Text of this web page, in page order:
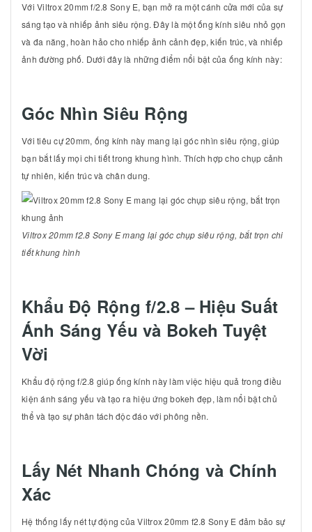
Với Viltrox 20mm f/2.8 Sony E, bạn mở ra một cánh cửa mới của sự
sáng tạo và nhiếp ảnh siêu rộng. Đây là một ống kính siêu nhỏ gọn
và đa năng, hoàn hảo cho nhiếp ảnh cảnh đẹp, kiến trúc, và nhiếp
ảnh đường phố. Dưới đây là những điểm nổi bật của ống kính này:
Góc Nhìn Siêu Rộng
Với tiêu cự 20mm, ống kính này mang lại góc nhìn siêu rộng, giúp
bạn bắt lấy mọi chi tiết trong khung hình. Thích hợp cho chụp cảnh
tự nhiên, kiến trúc và chân dung.
Viltrox 20mm f2.8 Sony E mang lại góc chụp siêu rộng, bắt trọn chi
tiết khung hình
Khẩu Độ Rộng f/2.8 – Hiệu Suất
Ánh Sáng Yếu và Bokeh Tuyệt
Vời
Khẩu độ rộng f/2.8 giúp ống kính này làm việc hiệu quả trong điều
kiện ánh sáng yếu và tạo ra hiệu ứng bokeh đẹp, làm nổi bật chủ
thể và tạo sự phân tách độc đáo với phông nền.
Lấy Nét Nhanh Chóng và Chính
Xác
Hệ thống lấy nét tự động của Viltrox 20mm f2.8 Sony E đảm bảo sự